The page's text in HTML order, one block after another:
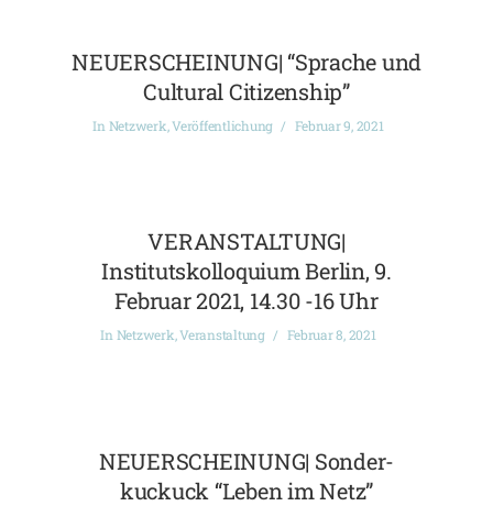
NEUERSCHEINUNG| “Sprache und
Cultural Citizenship”
In Netzwerk,Veröffentlichung Februar 9, 2021
VERANSTALTUNG|
Institutskolloquium Berlin, 9.
Februar 2021, 14.30 -16 Uhr
In Netzwerk,Veranstaltung Februar 8, 2021
NEUERSCHEINUNG| Sonder-
kuckuck “Leben im Netz”